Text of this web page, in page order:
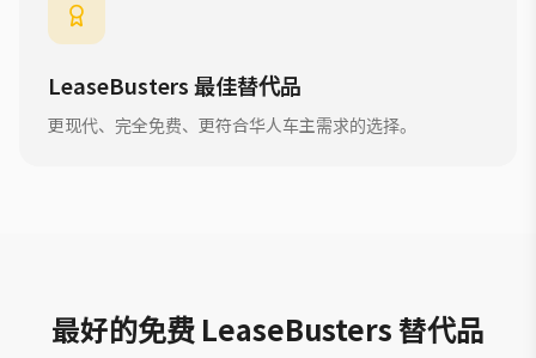
LeaseBusters 最佳替代品
更现代、完全免费、更符合华人车主需求的选择。
最好的免费 LeaseBusters 替代品